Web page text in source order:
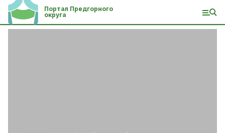
Портал Предгорного
округа